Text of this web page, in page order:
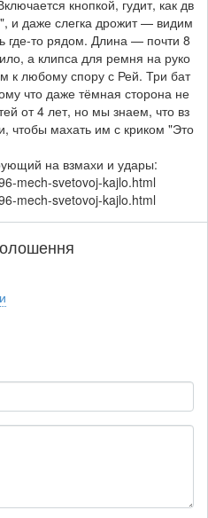
кнопкой, гудит, как дв
и даже слегка дрожит — видим
где-то рядом. Длина — почти 8
а клипса для ремня на руко
к любому спору с Рей. Три бат
что даже тёмная сторона не
от 4 лет, но мы знаем, что вз
чтобы махать им с криком "Это
на взмахи и удары:
mech-svetovoj-kajlo.html
mech-svetovoj-kajlo.html